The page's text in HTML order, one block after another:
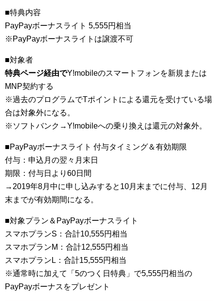
■特典内容
PayPayボーナスライト 5,555円相当
※PayPayボーナスライトは譲渡不可
■対象者
特典ページ経由でY!mobileのスマートフォンを新規または
MNP契約する
※過去のプログラムでTポイントによる還元を受けている場
合は対象外になる。
※ソフトバンク→Y!mobileへの乗り換えは還元の対象外。
■PayPayボーナスライト 付与タイミング＆有効期限
付与：申込月の翌々月末日
期限：付与日より60日間
→2019年8月中に申し込みすると10月末までに付与、12月
末までが有効期間になる。
■対象プラン＆PayPayボーナスライト
スマホプランS：合計10,555円相当
スマホプランM：合計12,555円相当
スマホプランL：合計15,555円相当
※通常時に加えて「5のつく日特典」で5,555円相当の
PayPayボーナスをプレゼント